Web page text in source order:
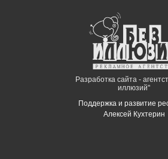
Разработка сайта -
иллюзий"
Поддержка и развитие
Алексей Кухтерин